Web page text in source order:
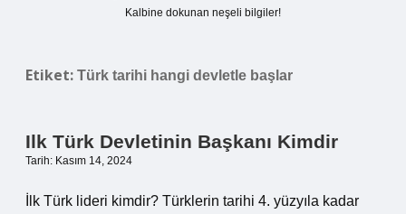
Kalbine dokunan neşeli bilgiler!
Etiket: Türk tarihi hangi devletle başlar
Ilk Türk Devletinin Başkanı Kimdir
Tarih: Kasım 14, 2024
İlk Türk lideri kimdir? Türklerin tarihi 4. yüzyıla kadar